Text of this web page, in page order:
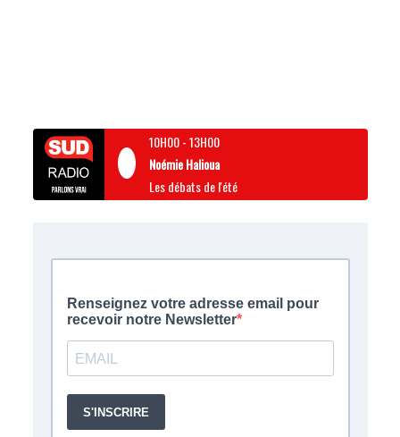
10H00-13H00
Noémie Halioua
Les débats de l'été